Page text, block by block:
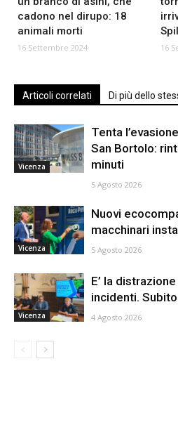
cadono nel dirupo: 18
animali morti
16 Settembre 2024 16
Articoli correlati Di più dello
Vicenza
Tenta
San Bortolo:
minuti
5 Agosto 2026
Vicenza
Nuovi
macchinari
5 Agosto 2026
Vicenza
E’ la
incidenti.
4 Agosto 2026